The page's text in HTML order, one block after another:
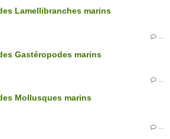
Lamellibranches marins
Gastéropodes marins
Mollusques marins